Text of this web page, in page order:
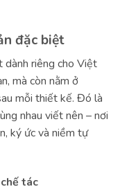
đặc biệt
dành riêng cho Việt
mà còn nằm ở
mỗi thiết kế. Đó là
nhau viết nên – nơi
ký ức và niềm tự
tác